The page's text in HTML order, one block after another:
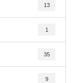
13
1
35
9